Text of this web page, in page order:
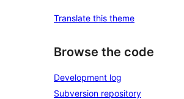
Translate this theme
Browse the code
Development log
Subversion repository